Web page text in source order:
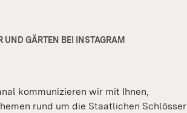
UND GÄRTEN BEI INSTAGRAM
kommunizieren wir mit Ihnen,
rund um die Staatlichen Schlösser